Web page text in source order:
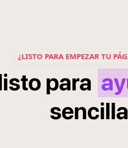
¿LISTO PARA EMPEZAR TU
para
sencilla